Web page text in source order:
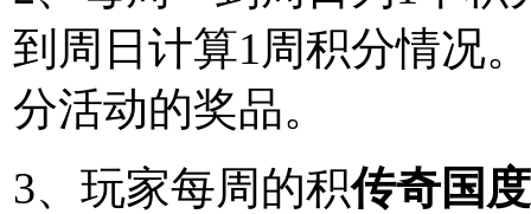
到周日计算1周积分情况
分活动的奖品。
3、玩家每周的积传奇国